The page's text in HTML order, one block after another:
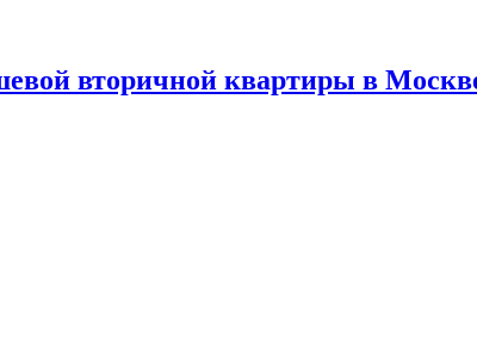
вторичной квартиры в